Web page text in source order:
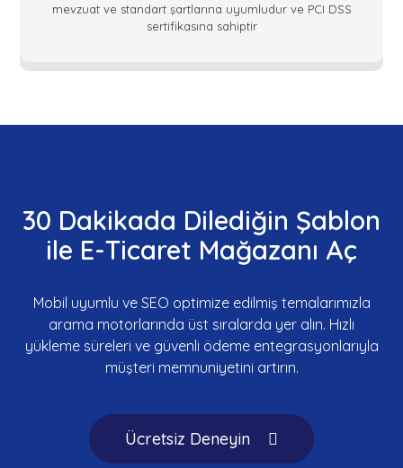
mevzuat ve standart şartlarına uyumludur ve PCI DSS
sertifikasına sahiptir
30 Dakikada Dilediğin Şablon
ile E-Ticaret Mağazanı Aç
Mobil uyumlu ve SEO optimize edilmiş temalarımızla
arama motorlarında üst sıralarda yer alın. Hızlı
yükleme süreleri ve güvenli ödeme entegrasyonlarıyla
müşteri memnuniyetini artırın.
Ücretsiz Deneyin